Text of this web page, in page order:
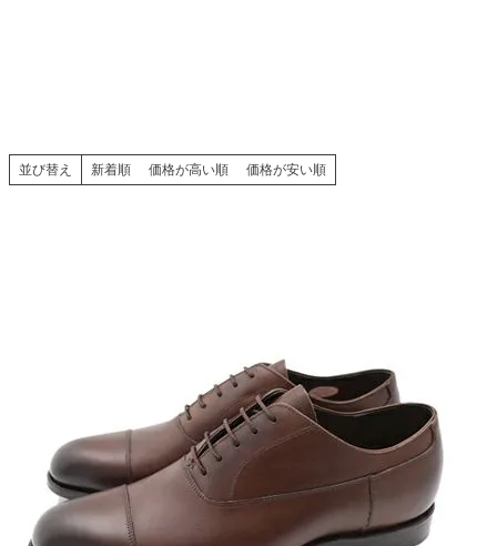
並び替え 新着順 価格が高い順 価格が安い順